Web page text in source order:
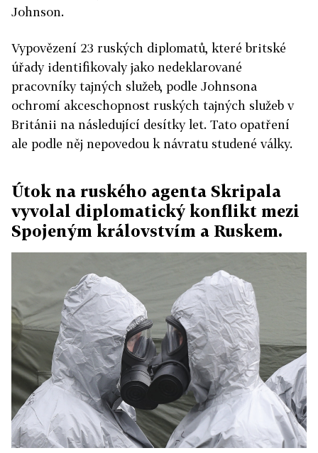
Johnson.
Vypovězení 23 ruských diplomatů, které britské
úřady identifikovaly jako nedeklarované
pracovníky tajných služeb, podle Johnsona
ochromí akceschopnost ruských tajných služeb v
Británii na následující desítky let. Tato opatření
ale podle něj nepovedou k návratu studené války.
Útok na ruského agenta Skripala
vyvolal diplomatický konflikt mezi
Spojeným královstvím a Ruskem.